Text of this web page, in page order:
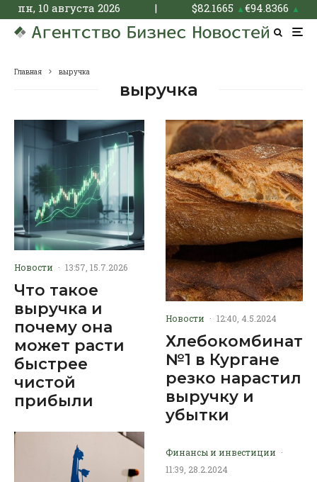
пн, 10 августа 2026 | $82.1665 ▲€94.8366 ▲
Главная выручка
выручка
Новости · 13:57, 15.7.2026
Что такое
выручка и
почему она
может расти
быстрее
чистой
прибыли
Новости · 12:40, 4.5.2024
Хлебокомбинат
№1 в Кургане
резко нарастил
выручку и
убытки
Финансы и инвестиции ·
11:39, 28.2.2024